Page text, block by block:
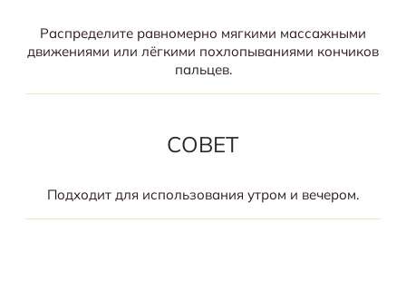
Распределите равномерно мягкими массажными
движениями или лёгкими похлопываниями кончиков
пальцев.
СОВЕТ
Подходит для использования утром и вечером.